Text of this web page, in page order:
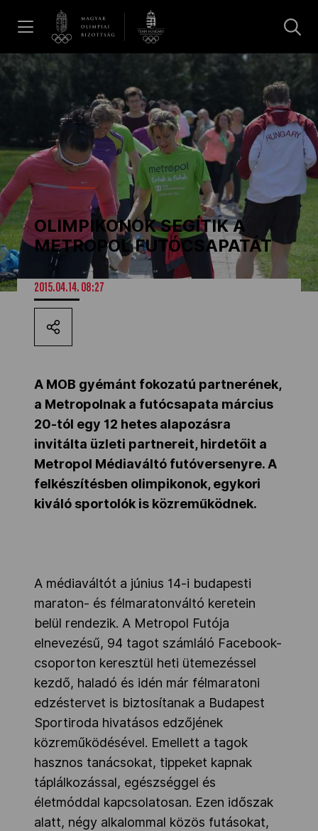
Hírek
Galéria
Dakar 2026
Los Angeles 2028
MOB
Kettőskarrier-program
NOB
Társszervezetek
OVEP
OLIMPIKONOK SEGÍTIK A
METROPOL FUTÓCSAPATÁT
2015.04.14. 08:27
A MOB gyémánt fokozatú partnerének,
a Metropolnak a futócsapata március
20-tól egy 12 hetes alapozásra
invitálta üzleti partnereit, hirdetőit a
Metropol Médiaváltó futóversenyre. A
felkészítésben olimpikonok, egykori
kiváló sportolók is közreműködnek.
A médiaváltót a június 14-i budapesti
maraton- és félmaratonváltó keretein
belül rendezik. A Metropol Futója
elnevezésű, 94 tagot számláló Facebook-
csoporton keresztül heti ütemezéssel
kezdő, haladó és idén már félmaratoni
edzéstervet is biztosítanak a Budapest
Sportiroda hivatásos edzőjének
közreműködésével. Emellett a tagok
hasznos tanácsokat, tippeket kapnak
táplálkozással, egészséggel és
életmóddal kapcsolatosan. Ezen időszak
alatt, négy alkalommal közös futásokat,